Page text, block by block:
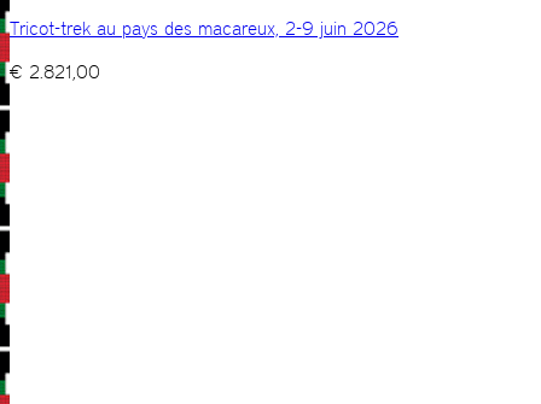
Tricot-trek au pays des macareux, 2-9 juin 2026
€ 2.821,00